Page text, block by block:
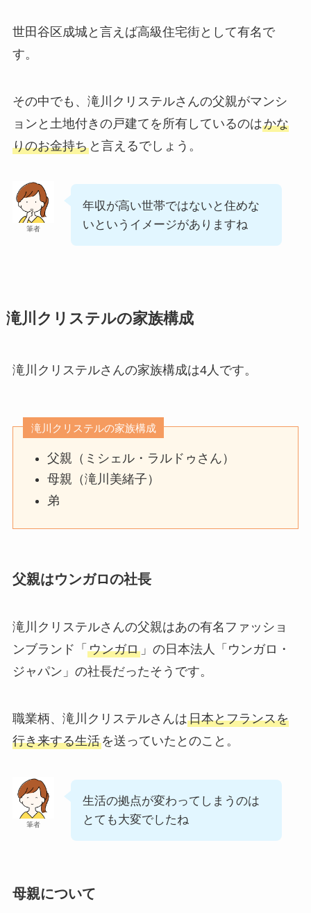
世田谷区成城と言えば高級住宅街として有名で
す。
その中でも、滝川クリステルさんの父親がマンシ
ョンと土地付きの戸建てを所有しているのはかな
りのお金持ちと言えるでしょう。
筆者
年収が高い世帯ではないと住めな
いというイメージがありますね
滝川クリステルの家族構成
滝川クリステルさんの家族構成は4人です。
滝川クリステルの家族構成
父親（ミシェル・ラルドゥさん）
母親（滝川美緒子）
弟
父親はウンガロの社長
滝川クリステルさんの父親はあの有名ファッショ
ンブランド「 ウンガロ」の日本法人「ウンガロ・
ジャパン」の社長だったそうです。
職業柄、滝川クリステルさんは日本とフランスを
行き来する生活を送っていたとのこと。
筆者
生活の拠点が変わってしまうのは
とても大変でしたね
母親について